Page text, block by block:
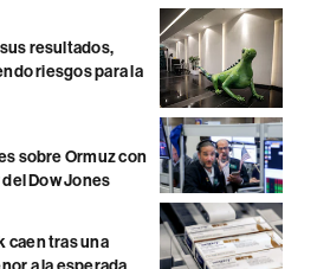
resultados,
riesgos para la
sobre Ormuz con
Dow Jones
caen tras una